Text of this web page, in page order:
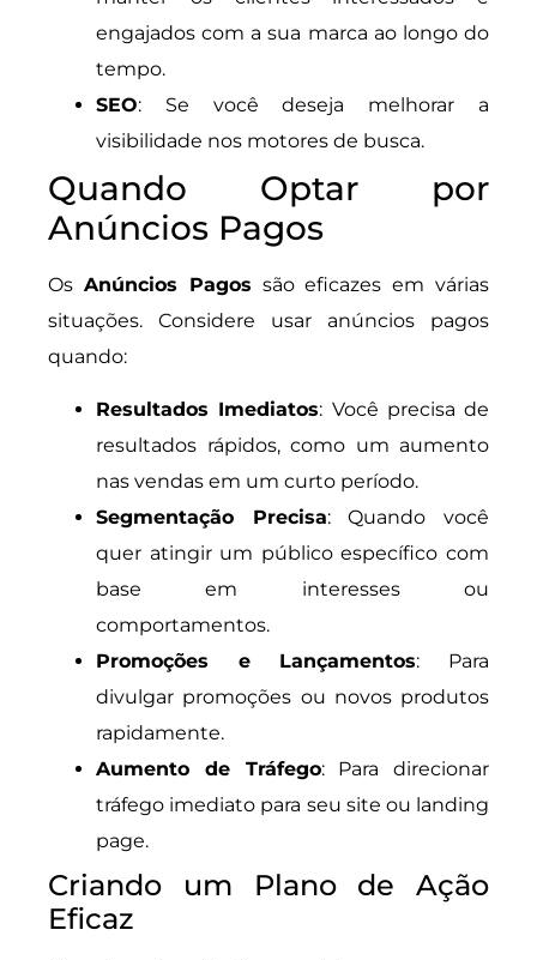
engajados com a sua marca ao longo do
tempo.
SEO: Se você deseja melhorar a
visibilidade nos motores de busca.
Quando Optar por
Anúncios Pagos
Os Anúncios Pagos são eficazes em várias
situações. Considere usar anúncios pagos
quando:
Resultados Imediatos: Você precisa de
resultados rápidos, como um aumento
nas vendas em um curto período.
Segmentação Precisa: Quando você
quer atingir um público específico com
base em interesses ou
comportamentos.
Promoções e Lançamentos: Para
divulgar promoções ou novos produtos
rapidamente.
Aumento de Tráfego: Para direcionar
tráfego imediato para seu site ou landing
page.
Criando um Plano de Ação
Eficaz